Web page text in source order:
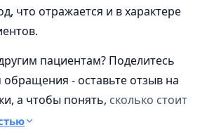
что отражается и в характере
пациентам? Поделитесь
- оставьте отзыв на
а чтобы понять, сколько стоит
таза